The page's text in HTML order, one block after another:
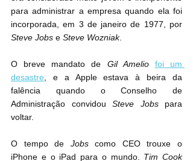
para administrar a empresa quando ela foi
Steve Jobs e Steve Wozniak.
O breve mandato de Gil Amelio
foi um
desastre , e a Apple estava à beira da
falência quando o Conselho de
Administração convidou Steve Jobs para
voltar.
O tempo de Jobs como CEO trouxe o
iPhone e o iPad para o mundo.
Tim Cook